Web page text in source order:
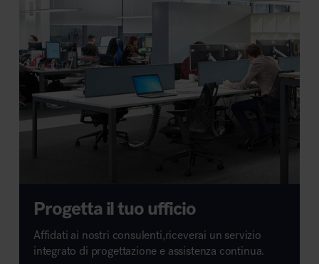
Progetta il tuo ufficio
Affidati ai nostri consulenti,riceverai un servizio
integrato di progettazione e assistenza continua.